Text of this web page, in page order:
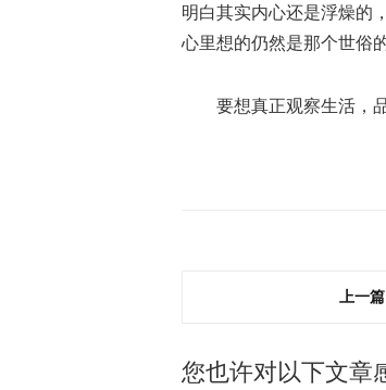
明白其实内心还是浮燥的
心里想的仍然是那个世俗
要想真正观察生活，
上一篇
您也许对以下文章